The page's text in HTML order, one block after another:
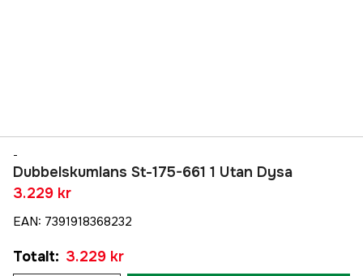
-
Dubbelskumlans St-175-661 1 Utan Dysa
3.229 kr
EAN: 7391918368232
Totalt: 3.229 kr